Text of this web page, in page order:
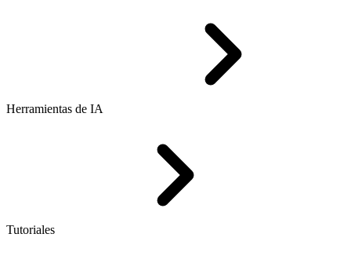
Herramientas de IA
Tutoriales